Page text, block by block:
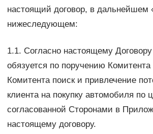
настоящий договор, в дальнейшем
нижеследующем:
1.1. Согласно настоящему
обязуется по поручению
Комитента поиск и привлечение
клиента на покупку автомобиля по
согласованной Сторонами в
настоящему договору.